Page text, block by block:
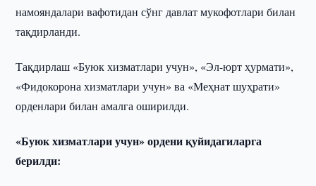
намояндалари вафотидан сўнг давлат мукофотлари билан
тақдирланди.
Тақдирлаш «Буюк хизматлари учун», «Эл-юрт ҳурмати»,
«Фидокорона хизматлари учун» ва «Меҳнат шуҳрати»
орденлари билан амалга оширилди.
«Буюк хизматлари учун» ордени қуйидагиларга
берилди: